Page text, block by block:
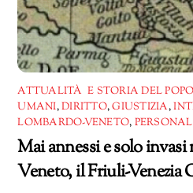
ATTUALITÀ E STORIA DEL
UMANI,DIRITTO,GIUSTIZIA,
LOMBARDO-VENETO,
Mai annessi e solo
Veneto, il Friuli-Venezia